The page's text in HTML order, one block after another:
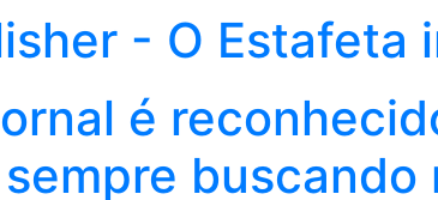
- O Estafeta
é
buscando